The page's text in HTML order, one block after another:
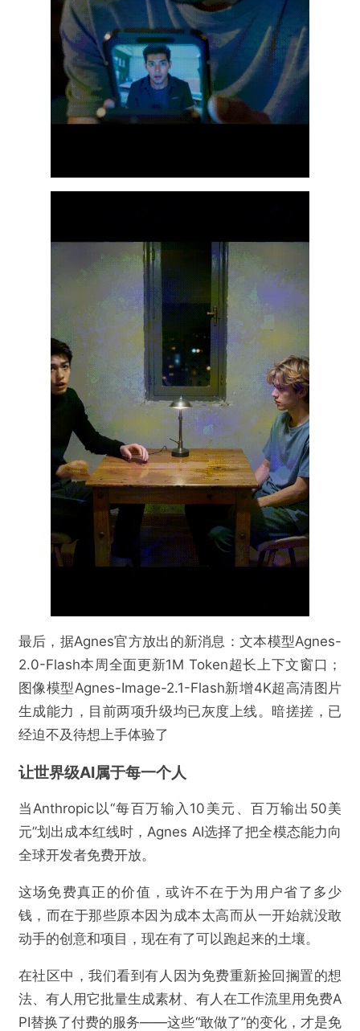
最后，据Agnes官方放出的新消息：文本模型Agnes-
2.0-Flash本周全面更新1M Token超长上下文窗口；
图像模型Agnes-Image-2.1-Flash新增4K超高清图片
生成能力，目前两项升级均已灰度上线。暗搓搓，已
经迫不及待想上手体验了
让世界级AI属于每一个人
当Anthropic以“每百万输入10美元、百万输出50美
元”划出成本红线时，Agnes AI选择了把全模态能力向
全球开发者免费开放。
这场免费真正的价值，或许不在于为用户省了多少
钱，而在于那些原本因为成本太高而从一开始就没敢
动手的创意和项目，现在有了可以跑起来的土壤。
在社区中，我们看到有人因为免费重新捡回搁置的想
法、有人用它批量生成素材、有人在工作流里用免费A
PI替换了付费的服务——这些“敢做了”的变化，才是免